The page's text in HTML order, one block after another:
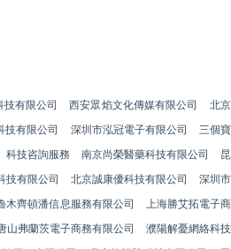
技有限公司 西安眾焰文化傳媒有限公司 北
技有限公司 深圳市泓冠電子有限公司 三個
科技咨詢服務 南京尚榮醫藥科技有限公司
技有限公司 北京誠康優科技有限公司 深圳
木齊頓潘信息服務有限公司 上海勝艾拓電子
山弗蘭茨電子商務有限公司 濮陽解憂網絡科